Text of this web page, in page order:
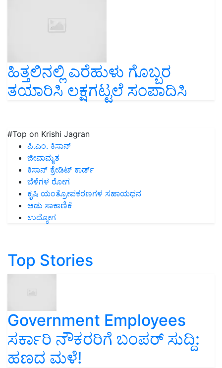
ಹಿತ್ತಲಿನಲ್ಲಿ ಎರೆಹುಳು ಗೊಬ್ಬರ
ತಯಾರಿಸಿ ಲಕ್ಷಗಟ್ಟಲೆ ಸಂಪಾದಿಸಿ
#Top on Krishi Jagran
ಪಿ.ಎಂ. ಕಿಸಾನ್
ಜೀವಾಮೃತ
ಕಿಸಾನ್ ಕ್ರೇಡಿಟ್ ಕಾರ್ಡ್
ಬೆಳೆಗಳ ರೋಗ
ಕೃಷಿ ಯಂತ್ರೋಪಕರಣಗಳ ಸಹಾಯಧನ
ಆಡು ಸಾಕಾಣಿಕೆ
ಉದ್ಯೋಗ
Top Stories
Government Employees
ಸರ್ಕಾರಿ ನೌಕರರಿಗೆ ಬಂಪರ್‌ ಸುದ್ದಿ:
ಹಣದ ಮಳೆ!